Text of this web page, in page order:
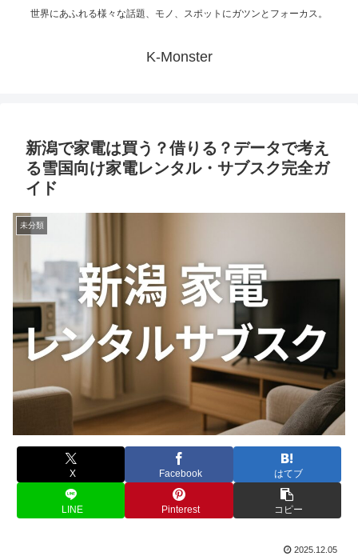
世界にあふれる様々な話題、モノ、スポットにガツンとフォーカス。
K-Monster
新潟で家電は買う？借りる？データで考え
る雪国向け家電レンタル・サブスク完全ガ
イド
未分類
X Facebook はてブ
LINE Pinterest コピー
2025.12.05